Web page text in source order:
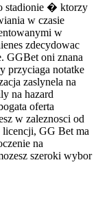
stadionie � ktorzy
w czasie
w
zdecydowac
GGBet oni znana
przyciaga notatke
zaslynela na
na hazard
oferta
w zaleznosci od
licencji, GG Bet ma
na
szeroki wybor